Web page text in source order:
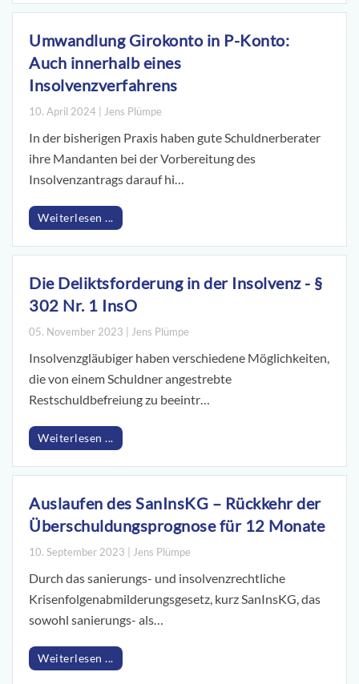
Umwandlung Girokonto in P-Konto:
Auch innerhalb eines
Insolvenzverfahrens
10. April 2024 | Jens Plümpe
In der bisherigen Praxis haben gute Schuldnerberater
ihre Mandanten bei der Vorbereitung des
Insolvenzantrags darauf hi…
Weiterlesen ...
Die Deliktsforderung in der Insolvenz - §
302 Nr. 1 InsO
05. November 2023 | Jens Plümpe
Insolvenzgläubiger haben verschiedene Möglichkeiten,
die von einem Schuldner angestrebte
Restschuldbefreiung zu beeintr…
Weiterlesen ...
Auslaufen des SanInsKG – Rückkehr der
Überschuldungsprognose für 12 Monate
10. September 2023 | Jens Plümpe
Durch das sanierungs- und insolvenzrechtliche
Krisenfolgenabmilderungsgesetz, kurz SanInsKG, das
sowohl sanierungs- als…
Weiterlesen ...